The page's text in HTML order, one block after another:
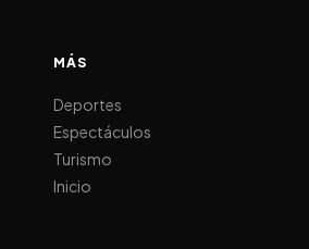
MÁS
Deportes
Espectáculos
Turismo
Inicio